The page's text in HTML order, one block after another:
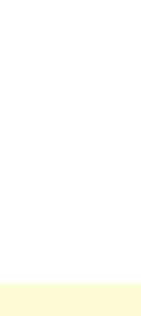
смешные истории,
шаржи, стихи,